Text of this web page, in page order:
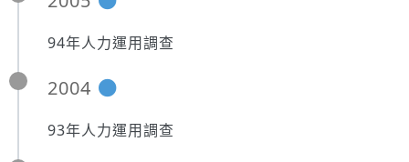
94年人力運用調查
2004
93年人力運用調查